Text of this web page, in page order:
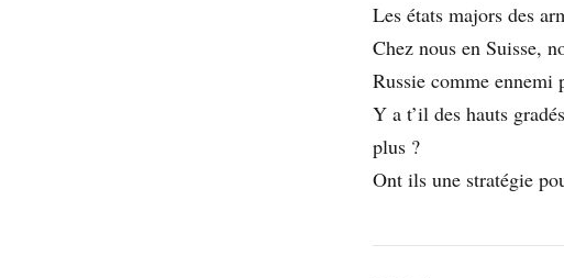
Les états majors des
Chez nous en Suisse,
Russie comme ennemi
Y a t’il des hauts
plus ?
Ont ils une stratégie